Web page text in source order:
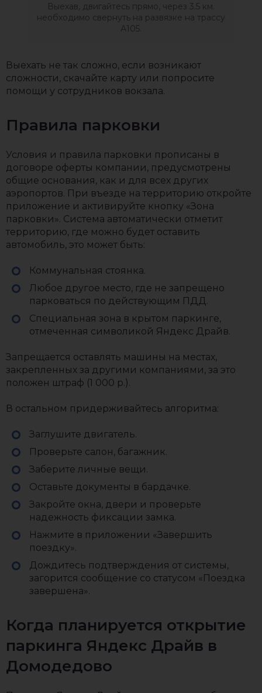
Выехав, двигайтесь прямо, через 3.5 км.
необходимо свернуть на развязке на трассу
А105.
Выехать не так сложно, если возникают
сложности, скачайте карту или попросите
помощи у сотрудников вокзала.
Правила парковки
Условия и правила парковки прописаны в
договоре оферты компании, предусмотрены
общие основания, как и для всех других
аэропортов. При въезде на территорию откройте
приложение и активируйте кнопку «Зона
парковки». Система автоматически отметит
территорию, где можно будет оставить
автомобиль, это может быть:
Коммунальная стоянка.
Любое другое место, где не запрещено
парковаться по действующим ПДД.
Специальная зона в крытом паркинге,
отмеченная символикой Яндекс Драйв.
Запрещается оставлять машины на местах,
закрепленных за другими компаниями, за это
положен штраф (1 000 р.).
В остальном придерживайтесь алгоритма:
Заглушите двигатель.
Проверьте салон, багажник.
Заберите личные вещи.
Оставьте документы в бардачке.
Закройте окна, двери и проверьте
надежность фиксации замка.
Нажмите в приложении «Завершить
поездку».
Дождитесь подтверждения от системы,
загорится сообщение со статусом «Поездка
завершена».
Когда планируется открытие
паркинга Яндекс Драйв в
Домодедово